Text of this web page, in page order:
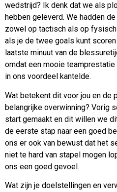
wedstrijd? Ik denk dat we als
hebben geleverd. We hadden
zowel op tactisch als op
als je de twee goals kunt
laatste minuut van de
omdat een mooie
in ons voordeel kantelde.
Wat betekent dit voor jou en de
belangrijke overwinning? Vorig
start gemaakt en dit willen we
de eerste stap naar een goed
ons er ook van bewust dat het
niet te hard van stapel mogen
ons een goed gevoel.
Wat zijn je doelstellingen en